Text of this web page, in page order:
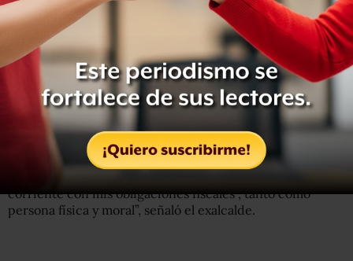
A través de su perfil de Facebook,
Silva Santos rechazó
las acusaciones en su contra, las cuales, dijo, son
totalmente falsas y difamatorias.
“Cuento en mi poder con la constancia donde se
aprueban mis cuentas públicas por parte del Congreso a
través de la Auditoría Superior, donde dan constancia
que no hubo irregularidades en mi ejercicio como
presidente municipal ( 2008-2010 ). ademas estoy al
corriente con mis obligaciones fiscales , tanto como
persona física y moral”, señaló el exalcalde.